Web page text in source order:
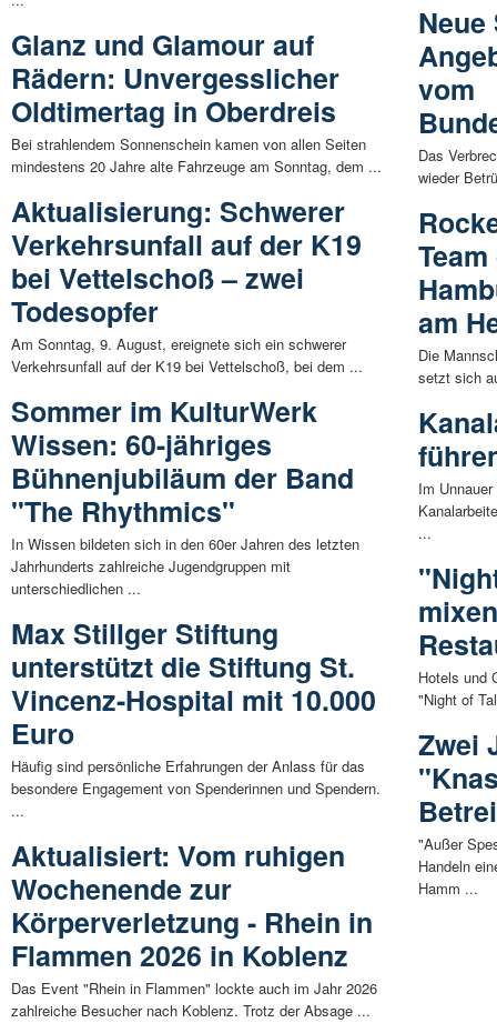
Glanz und Glamour auf
Rädern: Unvergesslicher
Oldtimertag in Oberdreis
Bei strahlendem Sonnenschein kamen von allen Seiten
mindestens 20 Jahre alte Fahrzeuge am Sonntag, dem ...
Aktualisierung: Schwerer
Verkehrsunfall auf der K19
bei Vettelschoß – zwei
Todesopfer
Am Sonntag, 9. August, ereignete sich ein schwerer
Verkehrsunfall auf der K19 bei Vettelschoß, bei dem ...
Sommer im KulturWerk
Wissen: 60-jähriges
Bühnenjubiläum der Band
"The Rhythmics"
In Wissen bildeten sich in den 60er Jahren des letzten
Jahrhunderts zahlreiche Jugendgruppen mit
unterschiedlichen ...
Max Stillger Stiftung
unterstützt die Stiftung St.
Vincenz-Hospital mit 10.000
Euro
Häufig sind persönliche Erfahrungen der Anlass für das
besondere Engagement von Spenderinnen und Spendern.
...
Aktualisiert: Vom ruhigen
Wochenende zur
Körperverletzung - Rhein in
Flammen 2026 in Koblenz
Das Event "Rhein in Flammen" lockte auch im Jahr 2026
zahlreiche Besucher nach Koblenz. Trotz der Absage ...
vom
Das
wieder
am
Die
setzt sich
Im
...
Hotels und
"Night of
Zwei
"Außer
Handeln
Hamm ...